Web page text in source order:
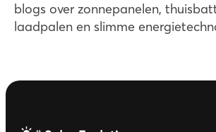
blogs over zonnepanelen,
laadpalen en slimme